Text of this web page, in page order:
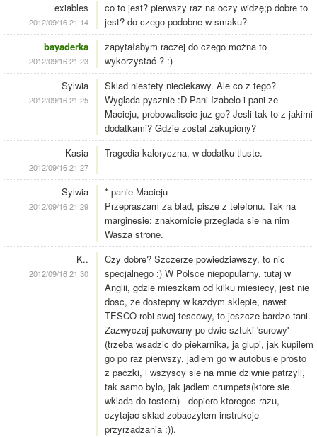
exiables
2012/09/16 21:14
co to jest? pierwszy raz na oczy widzę;p dobre to
jest? do czego podobne w smaku?
bayaderka
2012/09/16 21:23
zapytałabym raczej do czego można to
wykorzystać ? :)
Sylwia
2012/09/16 21:25
Sklad niestety nieciekawy. Ale co z tego?
Wyglada pysznie :D Pani Izabelo i pani ze
Macieju, probowaliscie juz go? Jesli tak to z jakimi
dodatkami? Gdzie zostal zakupiony?
Kasia
2012/09/16 21:27
Tragedia kaloryczna, w dodatku tluste.
Sylwia
2012/09/16 21:29
* panie Macieju
Przepraszam za blad, pisze z telefonu. Tak na
marginesie: znakomicie przeglada sie na nim
Wasza strone.
K..
2012/09/16 21:30
Czy dobre? Szczerze powiedziawszy, to nic
specjalnego :) W Polsce niepopularny, tutaj w
Anglii, gdzie mieszkam od kilku miesiecy, jest nie
dosc, ze dostepny w kazdym sklepie, nawet
TESCO robi swoj tescowy, to jeszcze bardzo tani.
Zazwyczaj pakowany po dwie sztuki 'surowy'
(trzeba wsadzic do piekarnika, ja glupi, jak kupilem
go po raz pierwszy, jadlem go w autobusie prosto
z paczki, i wszyscy sie na mnie dziwnie patrzyli,
tak samo bylo, jak jadlem crumpets(ktore sie
wklada do tostera) - dopiero ktoregos razu,
czytajac sklad zobaczylem instrukcje
przyrzadzania :)).